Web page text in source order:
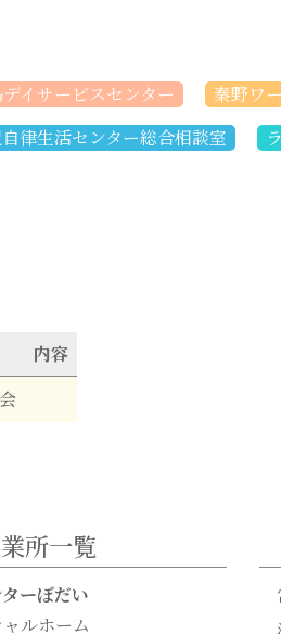
イサービスセンター 秦野ワ
律生活センター総合相談室
内容
所一覧
ーぼだい
ルホーム